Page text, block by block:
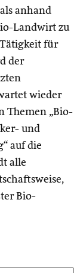
anhand
Landwirt zu
für
der
wieder
Themen „Bio-
und
auf die
alle
Bio-